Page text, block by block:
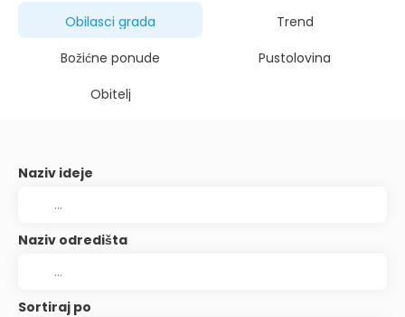
Obilasci grada
Trend
Božićne ponude
Pustolovina
Obitelj
Naziv ideje
Naziv odredišta
Sortiraj po